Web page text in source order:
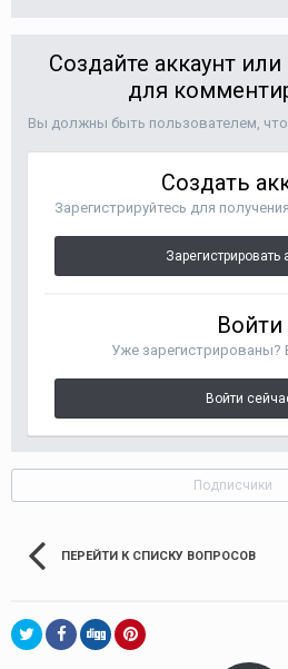
Создайте аккаунт
для
Вы должны быть пользователем,
Создать
Зарегистрируйтесь для
Зарегистрировать
Войти
Уже зарегистрированы?
Войти
Подписчики
ПЕРЕЙТИ К СПИСКУ ВОПРОСОВ